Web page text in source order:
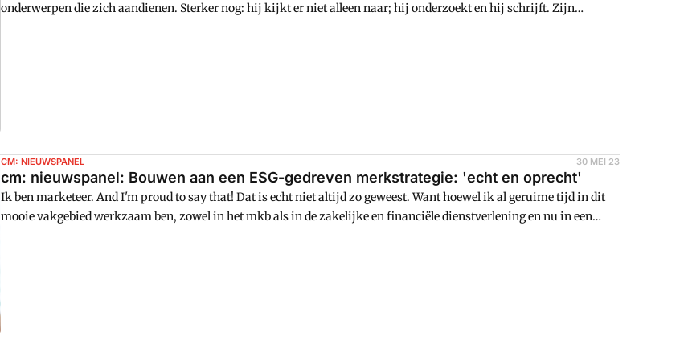
onderwerpen die zich aandienen. Sterker nog: hij kijkt er niet alleen naar; hij onderzoekt en hij schrijft. Zijn
CM: NIEUWSPANEL 30 MEI 23
cm: nieuwspanel: Bouwen aan een ESG-gedreven merkstrategie: 'echt en oprecht'
Ik ben marketeer. And I'm proud to say that! Dat is echt niet altijd zo geweest. Want hoewel ik al geruime tijd in dit
mooie vakgebied werkzaam ben, zowel in het mkb als in de zakelijke en financiële dienstverlening en nu in een